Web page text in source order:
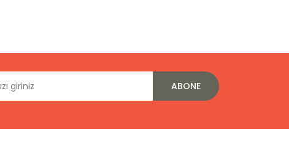
ABONE